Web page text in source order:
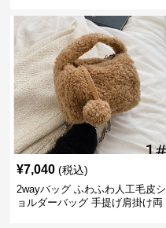
¥7,040 (税込)
2wayバッグ ふわふわ人工毛皮シ
ョルダーバッグ 手提げ肩掛け両